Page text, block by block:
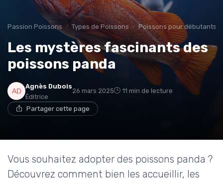
Passion Poissons Types de Poissons Poissons pour débutants
Les mystères fascinants des
poissons panda
Agnès Dubois
Éditrice
26 mars 2025 11 min de lecture
Partager cette page
Vous souhaitez adopter des poissons panda ?
Découvrez comment bien les accueillir, les